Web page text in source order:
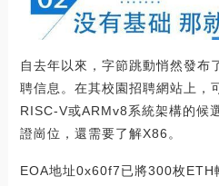
自去年以來，字節跳動悄然發布
聘信息。在其校園招聘網站上，
RISC-V或ARMv8系統架構的候
證崗位，還需要了解X86。
EOA地址0x60f7已將300枚